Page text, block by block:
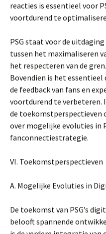
reacties is essentieel voor
voortdurend te
PSG staat voor de
tussen het maximaliseren
het respecteren van de
Bovendien is het
de feedback van fans en
voortdurend te verbeteren.
de toekomstperspectieven
over mogelijke evoluties in
fanconnectiestrategie.
VI. Toekomstperspectieven
A. Mogelijke Evoluties in
De toekomst van PSG’s
belooft spannende